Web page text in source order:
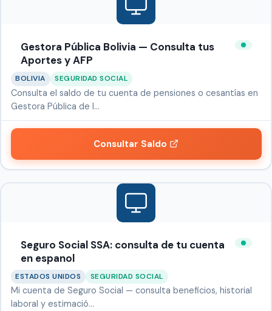
Gestora Pública Bolivia — Consulta tus
Aportes y AFP
BOLIVIA SEGURIDAD SOCIAL
Consulta el saldo de tu cuenta de pensiones o cesantías en
Gestora Pública de l…
Consultar Saldo
Seguro Social SSA: consulta de tu cuenta
en espanol
ESTADOS UNIDOS SEGURIDAD SOCIAL
Mi cuenta de Seguro Social — consulta beneficios, historial
laboral y estimació…